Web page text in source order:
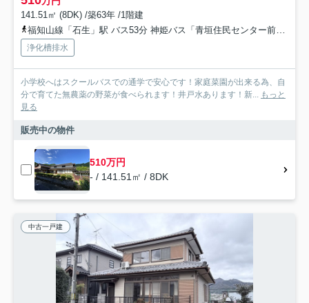
141.51㎡ (8DK) /築63年 /1階建
福知山線「石生」駅 バス53分 神姫バス「青垣住民センター前」 停歩29分車25分 16.4km
浄化槽排水
小学校へはスクールバスでの通学で安心です！家庭菜園が出来る為、自
分で育てた無農薬の野菜が食べられます！井戸水あります！新... もっと
見る
販売中の物件
510万円
- / 141.51㎡ / 8DK
中古一戸建